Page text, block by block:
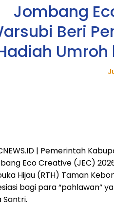
Jombang
Beri
| Pemerintah
Eco Creative (JEC)
Hijau (RTH) Taman
bagi para “pahlawan”
Santri.